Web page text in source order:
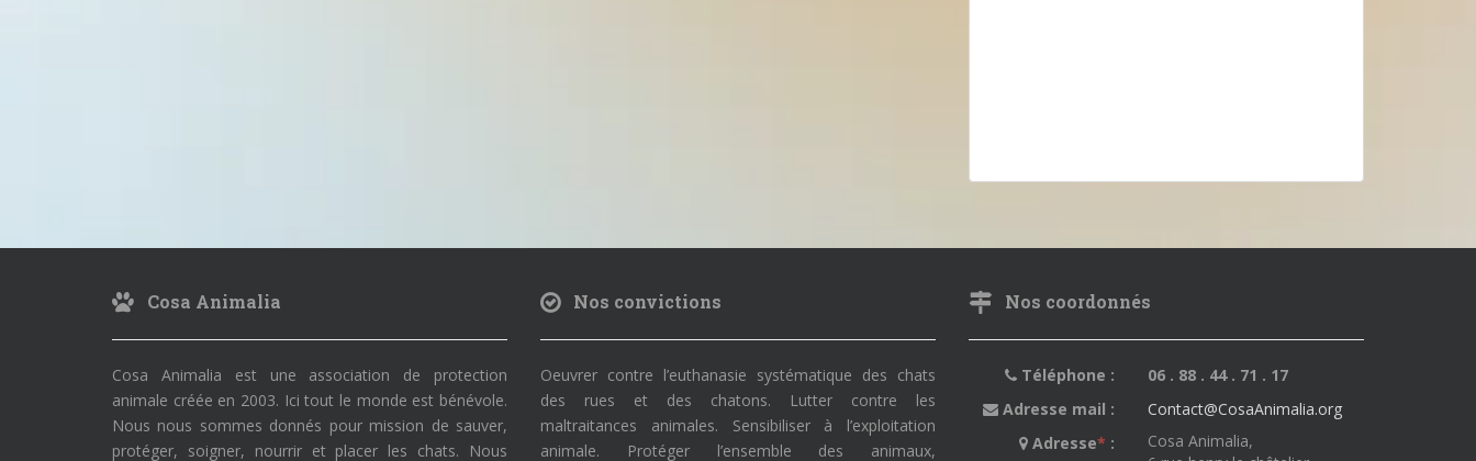
Cosa Animalia
Cosa Animalia est une association de protection
animale créée en 2003. Ici tout le monde est bénévole.
Nous nous sommes donnés pour mission de sauver,
protéger, soigner, nourrir et placer les chats. Nous
Nos convictions
Oeuvrer contre l’euthanasie systématique des chats
des rues et des chatons. Lutter contre les
maltraitances animales. Sensibiliser à l’exploitation
animale. Protéger l’ensemble des animaux,
Nos coordonnés
Téléphone :
06 . 88 . 44 . 71 . 17
Adresse mail :
Contact@CosaAnimalia.org
Adresse* :
Cosa Animalia,